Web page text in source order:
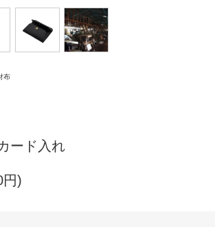
布
ード入れ
円)